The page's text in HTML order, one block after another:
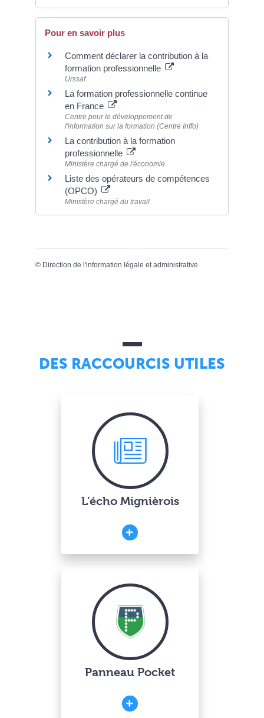
Pour en savoir plus
Comment déclarer la contribution à la
formation professionnelle
Urssaf
La formation professionnelle continue
en France
Centre pour le développement de
l'information sur la formation (Centre Inffo)
La contribution à la formation
professionnelle
Ministère chargé de l'économie
Liste des opérateurs de compétences
(OPCO)
Ministère chargé du travail
© Direction de l'information légale et administrative
DES RACCOURCIS UTILES
L’écho Mignièrois
Panneau Pocket